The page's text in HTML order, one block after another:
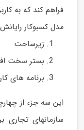
فراهم کند که به
مدل کسبوکار
زیرساخت
بستر سخت
برنامه های
این سه جزء از
سازمانهای تجاری